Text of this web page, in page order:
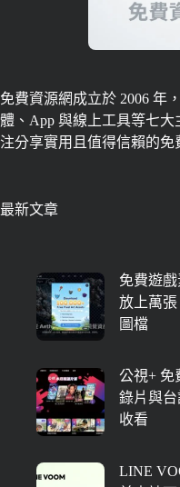
免費資源網成立於 2006 年
體、App 與線上工具等七
注分享實用且值得信賴的免
最新文章
免費遊
放上萬
圖檔
公視+ 免
錄片與
收看
LINE